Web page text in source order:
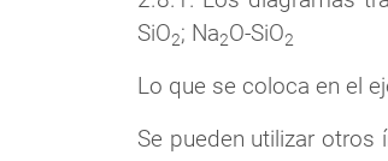
SiO2; Na2O-SiO2
Lo que se coloca en el
Se pueden utilizar